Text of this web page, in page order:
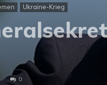
Ukraine-Krieg
0